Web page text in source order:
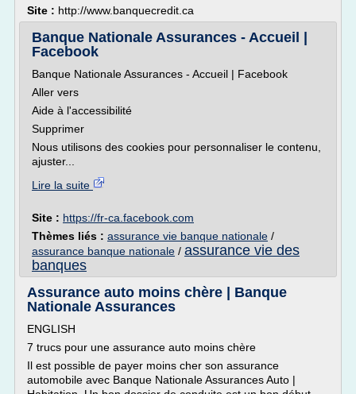
Site : http://www.banquecredit.ca
Banque Nationale Assurances - Accueil |
Facebook
Banque Nationale Assurances - Accueil | Facebook
Aller vers
Aide à l'accessibilité
Supprimer
Nous utilisons des cookies pour personnaliser le contenu,
ajuster...
Lire la suite
Site : https://fr-ca.facebook.com
Thèmes liés : assurance vie banque nationale /
assurance banque nationale / assurance vie des
banques
Assurance auto moins chère | Banque
Nationale Assurances
ENGLISH
7 trucs pour une assurance auto moins chère
Il est possible de payer moins cher son assurance
automobile avec Banque Nationale Assurances Auto |